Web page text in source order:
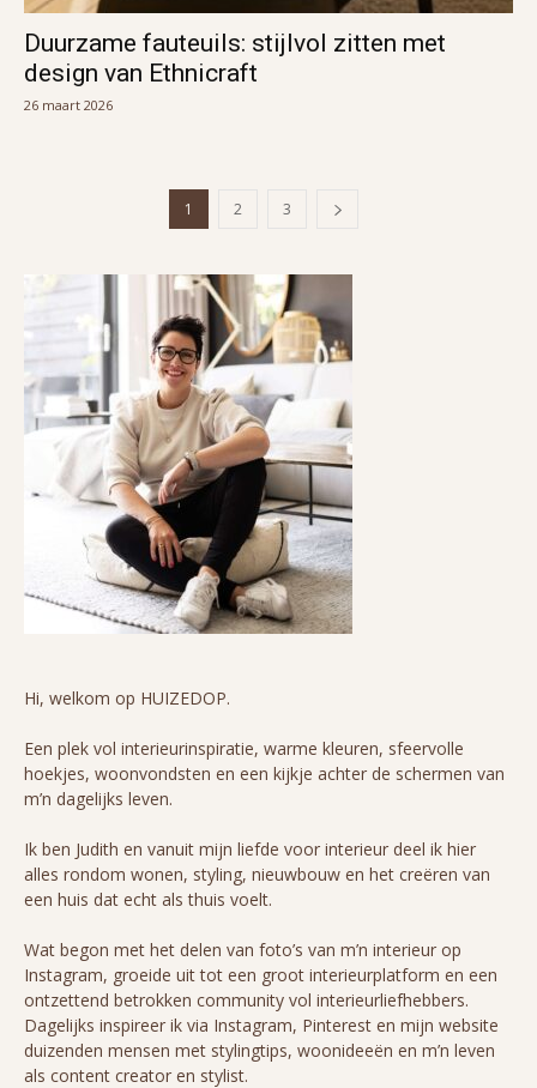
Duurzame fauteuils: stijlvol zitten met
design van Ethnicraft
26 maart 2026
1 2 3
Hi, welkom op HUIZEDOP.
Een plek vol interieurinspiratie, warme kleuren, sfeervolle
hoekjes, woonvondsten en een kijkje achter de schermen van
m’n dagelijks leven.
Ik ben Judith en vanuit mijn liefde voor interieur deel ik hier
alles rondom wonen, styling, nieuwbouw en het creëren van
een huis dat echt als thuis voelt.
Wat begon met het delen van foto’s van m’n interieur op
Instagram, groeide uit tot een groot interieurplatform en een
ontzettend betrokken community vol interieurliefhebbers.
Dagelijks inspireer ik via Instagram, Pinterest en mijn website
duizenden mensen met stylingtips, woonideeën en m’n leven
als content creator en stylist.